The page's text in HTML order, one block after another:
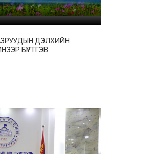
ДЭЛХИЙН
БҮРТГЭВ